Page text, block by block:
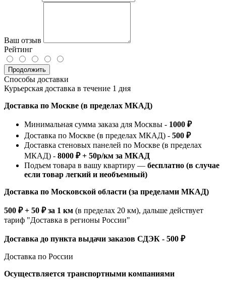
Ваш отзыв
Рейтинг
Продолжить
Способы доставки
Курьерская доставка в течение 1 дня
Доставка по Москве (в пределах МКАД)
Минимальная сумма заказа для Москвы - 1000 ₽
Доставка по Москве (в пределах МКАД) - 500 ₽
Доставка стеновых панелей по Москве (в пределах
МКАД) - 8000 ₽ + 50р/км за МКАД
Подъем товара в вашу квартиру — бесплатно (в случае
если товар легкий и необъемный)
Доставка по Московской области (за пределами МКАД)
500 ₽ + 50 ₽ за 1 км (в пределах 20 км), дальше действует
тариф "Доставка в регионы России"
Доставка до пункта выдачи заказов СДЭК - 500 ₽
Доставка по России
Осуществляется транспортными компаниями